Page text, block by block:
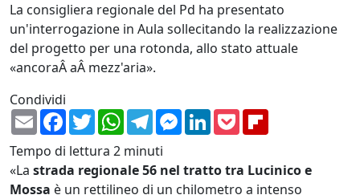
La consigliera regionale del Pd ha presentato
un'interrogazione in Aula sollecitando la realizzazione
del progetto per una rotonda, allo stato attuale
«ancoraÂ aÂ mezz'aria».
Condividi
EmailFacebook
TwitterWhatsApp
TelegramMessenger
LinkedIn
Pocket
Tempo di lettura 2 minuti
«La strada regionale 56 nel tratto tra Lucinico e
Mossa è un rettilineo di un chilometro a intenso